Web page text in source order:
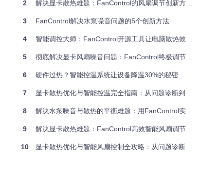
系
Wi
ow
Control.exe" get processid
是否正常
ma
S
ontrol`
Lin
systemctl status fancontrol
检查服务
传感器数据采集与分析
通过FanControl主界面的实时监控数据，分析以下关键指标：
温度传感器响应速度
2 解决显卡散热难题：FanControl的风扇调节创新方案——平衡性能与静音的散热优化指南
3 FanControl解决水泵噪音问题的5个创新方法
4 智能调控大师：FanControl开源工具让电脑散热效率提升30%
5 彻底解决显卡风扇噪音问题：FanControl终极调节方案
6 硬件过热？智能控温系统让设备降温30%的秘密
7 显卡散热优化与智能控温完全指南：从问题诊断到专家级配置
8 解决水泵噪音与散热的平衡难题：用FanControl实现智能转速调节的创新方案
9 解决显卡散热难题：FanControl高效智能风扇调节完全指南
10 显卡散热优化与智能风扇控制全攻略：从问题诊断到进阶优化